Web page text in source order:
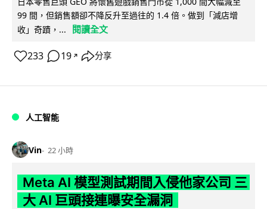
99 間，但銷售額卻不降反升至過往的 1.4 倍。做到「減店增
收」奇蹟，...
閱讀全文
233 19 ↗ 分享
人工智能
Vin 22 小時
Meta AI 模型測試期間入侵他家公司 三
大 AI 巨頭接連曝安全漏洞